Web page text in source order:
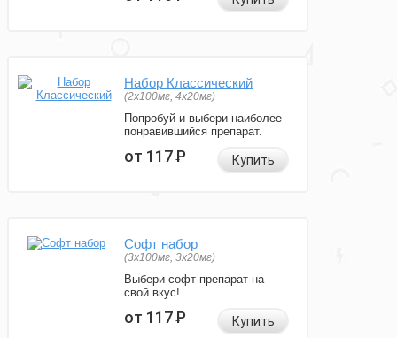
Набор Классический
(2x100мг, 4x20мг)
Попробуй и выбери наиболее
понравившийся препарат.
от 117Р Купить
Софт набор
(3x100мг, 3x20мг)
Выбери софт-препарат на
свой вкус!
от 117Р Купить